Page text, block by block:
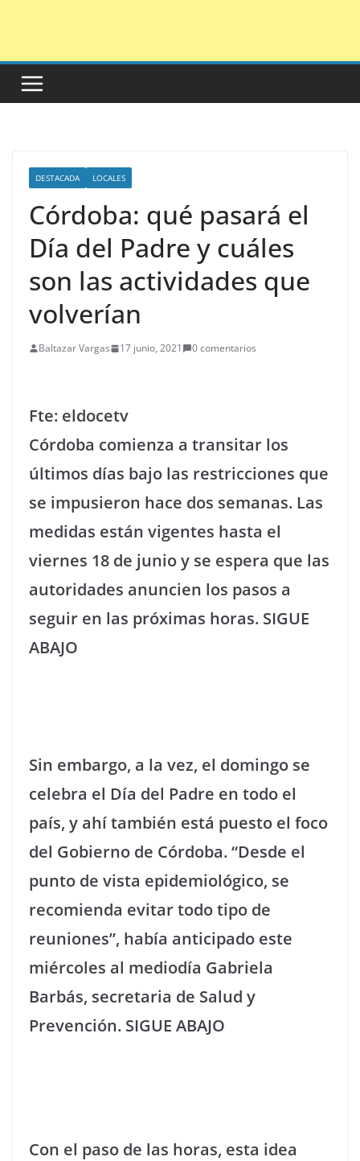
DESTACADA LOCALES
Córdoba: qué pasará el
Día del Padre y cuáles
son las actividades que
volverían
Baltazar Vargas 17 junio, 2021 0 comentarios
Fte: eldocetv
Córdoba comienza a transitar los
últimos días bajo las restricciones que
se impusieron hace dos semanas. Las
medidas están vigentes hasta el
viernes 18 de junio y se espera que las
autoridades anuncien los pasos a
seguir en las próximas horas. SIGUE
ABAJO
Sin embargo, a la vez, el domingo se
celebra el Día del Padre en todo el
país, y ahí también está puesto el foco
del Gobierno de Córdoba. “Desde el
punto de vista epidemiológico, se
recomienda evitar todo tipo de
reuniones”, había anticipado este
miércoles al mediodía Gabriela
Barbás, secretaria de Salud y
Prevención. SIGUE ABAJO
Con el paso de las horas, esta idea